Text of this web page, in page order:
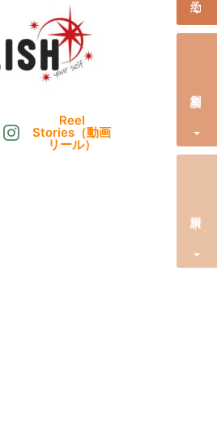
Reel
Stories（動画
リール）